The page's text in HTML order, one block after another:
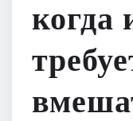
когда